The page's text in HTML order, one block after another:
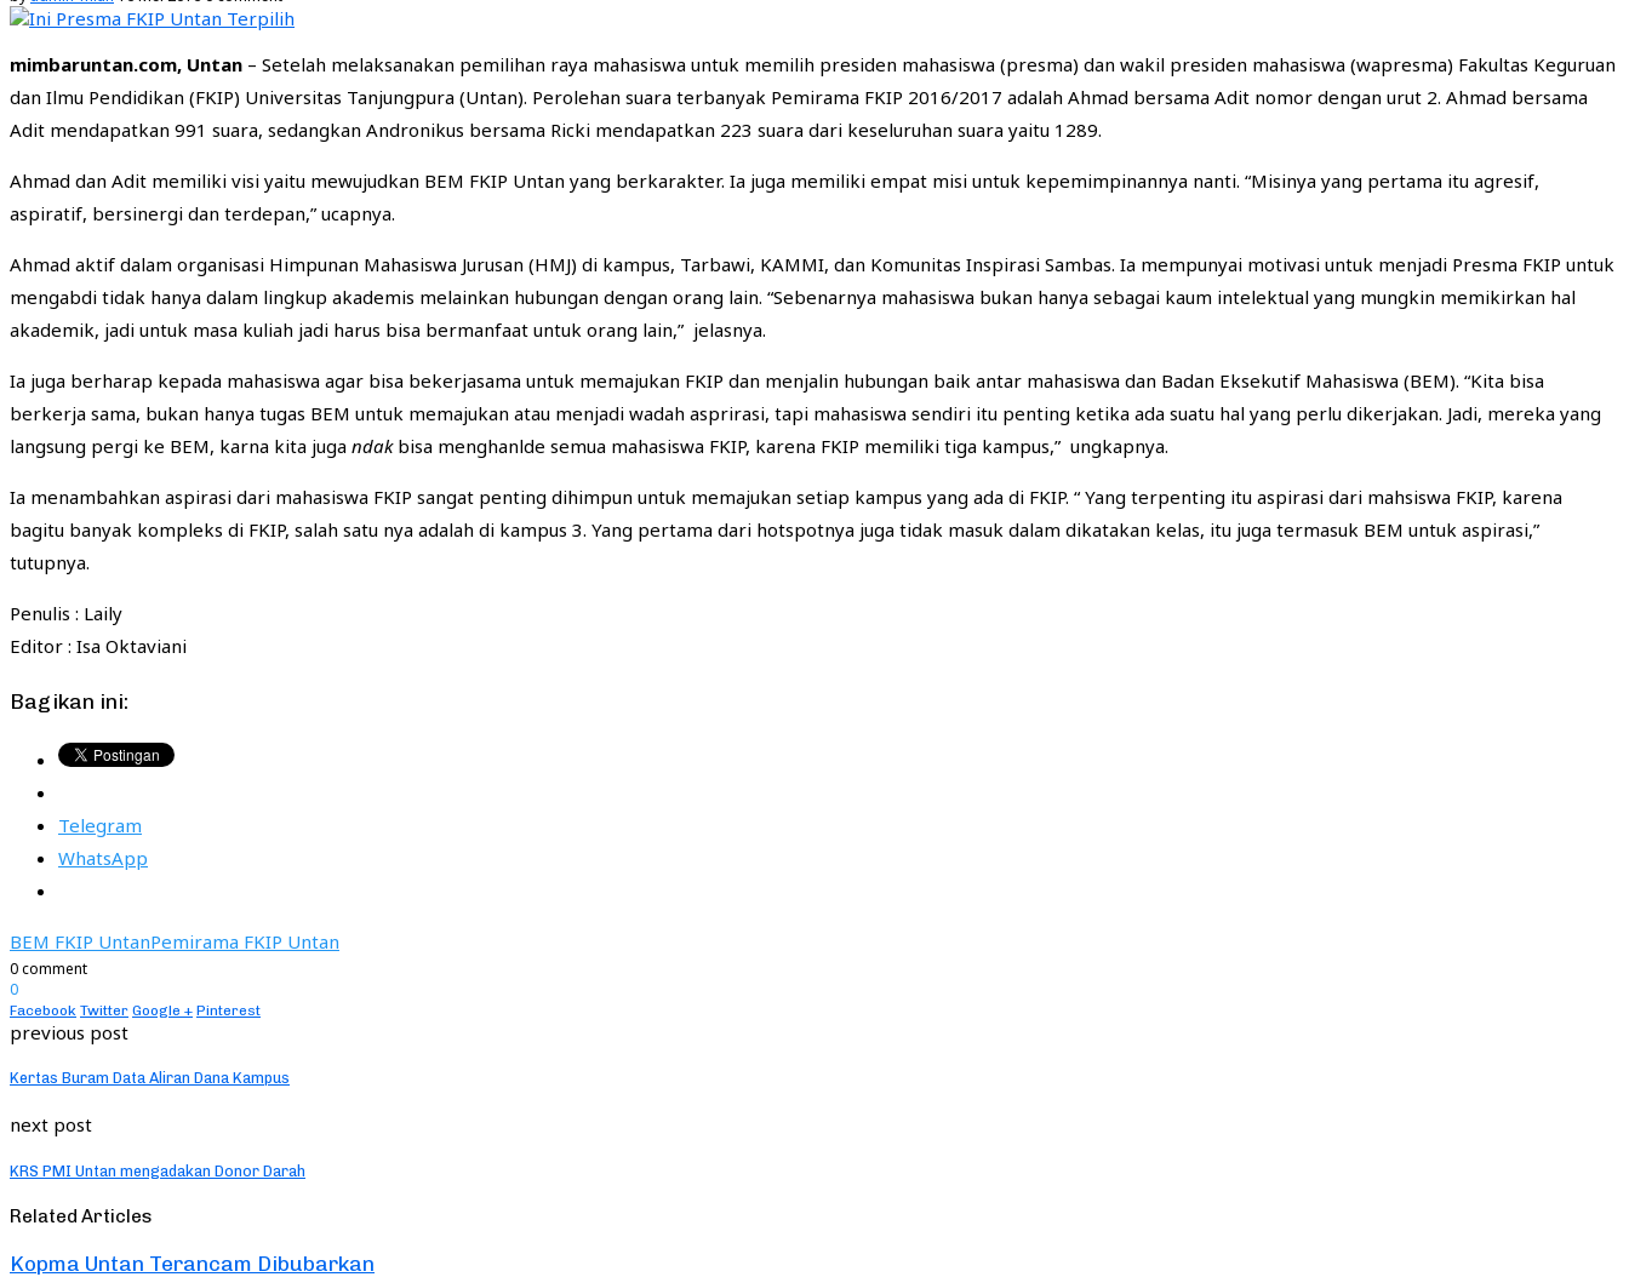
mimbaruntan.com, Untan – Setelah melaksanakan pemilihan raya mahasiswa untuk memilih presiden mahasiswa (presma) dan wakil presiden mahasiswa (wapresma) Fakultas Keguruan
dan Ilmu Pendidikan (FKIP) Universitas Tanjungpura (Untan). Perolehan suara terbanyak Pemirama FKIP 2016/2017 adalah Ahmad bersama Adit nomor dengan urut 2. Ahmad bersama
Adit mendapatkan 991 suara, sedangkan Andronikus bersama Ricki mendapatkan 223 suara dari keseluruhan suara yaitu 1289.
Ahmad dan Adit memiliki visi yaitu mewujudkan BEM FKIP Untan yang berkarakter. Ia juga memiliki empat misi untuk kepemimpinannya nanti. “Misinya yang pertama itu agresif,
aspiratif, bersinergi dan terdepan,” ucapnya.
Ahmad aktif dalam organisasi Himpunan Mahasiswa Jurusan (HMJ) di kampus, Tarbawi, KAMMI, dan Komunitas Inspirasi Sambas. Ia mempunyai motivasi untuk menjadi Presma FKIP untuk
mengabdi tidak hanya dalam lingkup akademis melainkan hubungan dengan orang lain. “Sebenarnya mahasiswa bukan hanya sebagai kaum intelektual yang mungkin memikirkan hal
akademik, jadi untuk masa kuliah jadi harus bisa bermanfaat untuk orang lain,” jelasnya.
Ia juga berharap kepada mahasiswa agar bisa bekerjasama untuk memajukan FKIP dan menjalin hubungan baik antar mahasiswa dan Badan Eksekutif Mahasiswa (BEM). “Kita bisa
berkerja sama, bukan hanya tugas BEM untuk memajukan atau menjadi wadah asprirasi, tapi mahasiswa sendiri itu penting ketika ada suatu hal yang perlu dikerjakan. Jadi, mereka yang
langsung pergi ke BEM, karna kita juga ndakbisa menghanlde semua mahasiswa FKIP, karena FKIP memiliki tiga kampus,” ungkapnya.
Ia menambahkan aspirasi dari mahasiswa FKIP sangat penting dihimpun untuk memajukan setiap kampus yang ada di FKIP. “ Yang terpenting itu aspirasi dari mahsiswa FKIP, karena
bagitu banyak kompleks di FKIP, salah satu nya adalah di kampus 3. Yang pertama dari hotspotnya juga tidak masuk dalam dikatakan kelas, itu juga termasuk BEM untuk aspirasi,”
tutupnya.
Penulis : Laily
Editor : Isa Oktaviani
Bagikan ini:
Telegram
WhatsApp
BEM FKIP UntanPemirama FKIP Untan
0 comment
0
Facebook Twitter Google + Pinterest
previous post
Kertas Buram Data Aliran Dana Kampus
next post
KRS PMI Untan mengadakan Donor Darah
Related Articles
Kopma Untan Terancam Dibubarkan